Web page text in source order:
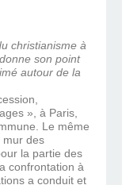
christianisme à
son point
autour de la
», à Paris,
Le même
mur des
la partie des
confrontation à
a conduit et